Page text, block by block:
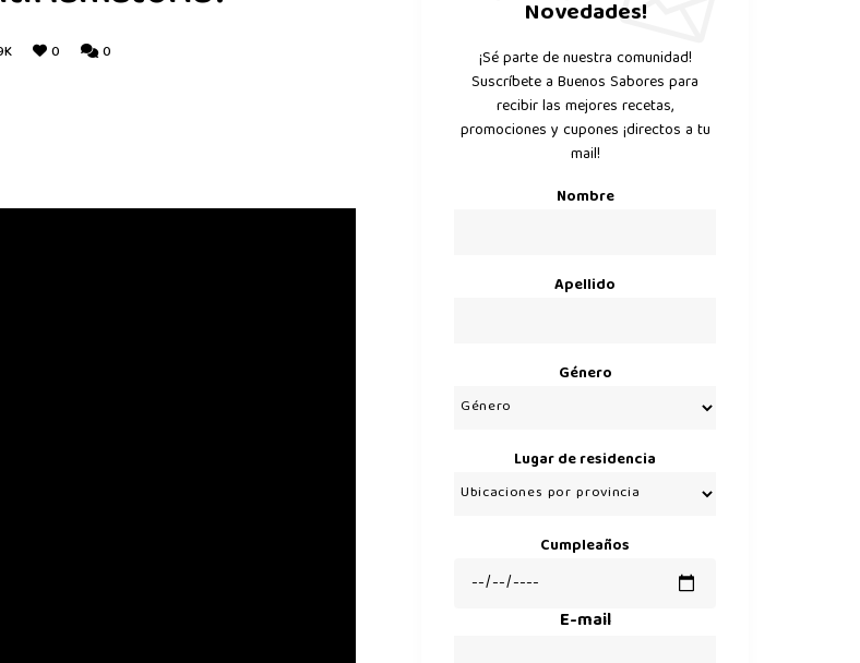
0 0
Novedades!
¡Sé parte de nuestra comunidad!
Suscríbete a Buenos Sabores para
recibir las mejores recetas,
promociones y cupones ¡directos a tu
mail!
Nombre
Apellido
Género
Lugar de residencia
Cumpleaños
E-mail